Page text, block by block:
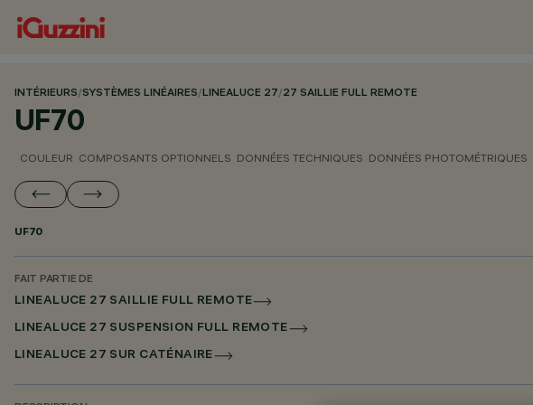
INTÉRIEURS/SYSTÈMES LINÉAIRES/LINEALUCE 27/27 SAILLIE FULL REMOTE
UF70
COULEUR COMPOSANTS OPTIONNELS DONNÉES TECHNIQUES DONNÉES PHOTOMÉTRIQUES
UF70
FAIT PARTIE DE
LINEALUCE 27 SAILLIE FULL REMOTE
LINEALUCE 27 SUSPENSION FULL REMOTE
LINEALUCE 27 SUR CATÉNAIRE